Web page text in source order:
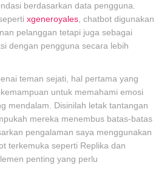
berdasarkan data pengguna.
xgeneroyales , chatbot digunakan
pelanggan tetapi juga sebagai
dengan pengguna secara lebih
teman sejati, hal pertama yang
untuk memahami emosi
mendalam. Disinilah letak tantangan
mereka menembus batas-batas
pengalaman saya menggunakan
terkemuka seperti Replika dan
penting yang perlu